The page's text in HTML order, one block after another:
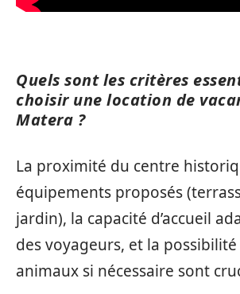
Quels sont les critères
choisir une location de
Matera ?
La proximité du centre
équipements proposés
jardin), la capacité d’accueil
des voyageurs, et la possibilité
animaux si nécessaire sont